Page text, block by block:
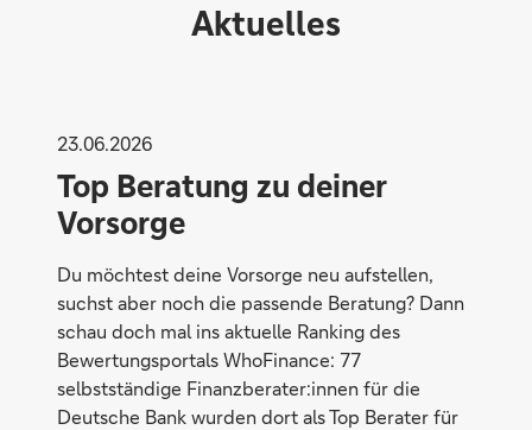
Aktuelles
23.06.2026
Top Beratung zu deiner
Vorsorge
Du möchtest deine Vorsorge neu aufstellen,
suchst aber noch die passende Beratung? Dann
schau doch mal ins aktuelle Ranking des
Bewertungsportals WhoFinance: 77
selbstständige Finanzberater:innen für die
Deutsche Bank wurden dort als Top Berater für